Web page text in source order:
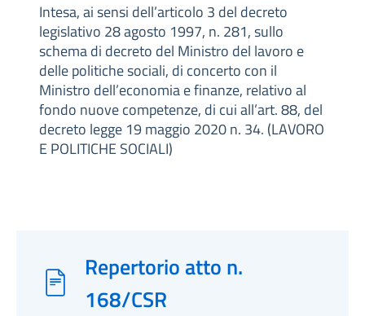
Intesa, ai sensi dell’articolo 3 del decreto
legislativo 28 agosto 1997, n. 281, sullo
schema di decreto del Ministro del lavoro e
delle politiche sociali, di concerto con il
Ministro dell’economia e finanze, relativo al
fondo nuove competenze, di cui all’art. 88, del
decreto legge 19 maggio 2020 n. 34. (LAVORO
E POLITICHE SOCIALI)
Repertorio atto n.
168/CSR